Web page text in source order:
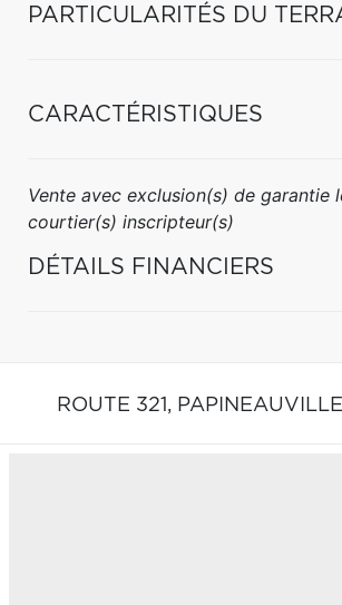
PARTICULARITÉS DU
CARACTÉRISTIQUES
Vente avec exclusion(s) de garantie
courtier(s) inscripteur(s)
DÉTAILS FINANCIERS
ROUTE 321,